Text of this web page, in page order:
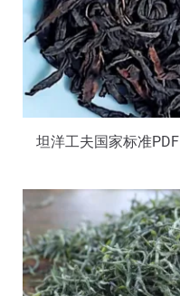
坦洋工夫国家标准PDF